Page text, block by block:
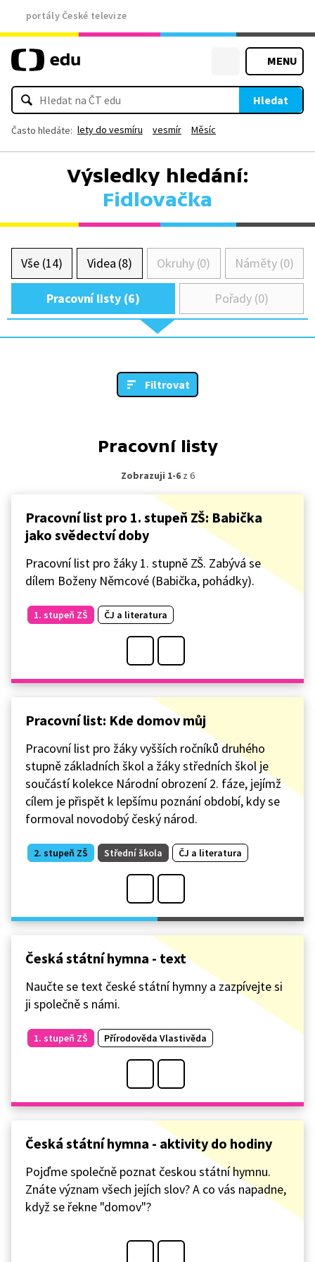
portály České televize
MENU
Hledat
Často hledáte: lety do vesmíru vesmír Měsíc
Výsledky hledání:
Fidlovačka
Vše (14) Videa (8) Okruhy (0) Náměty (0)
Pracovní listy (6) Pořady (0)
Filtrovat
Pracovní listy
Zobrazuji 1-6z 6
Pracovní list pro 1. stupeň ZŠ: Babička
jako svědectví doby
Pracovní list pro žáky 1. stupně ZŠ. Zabývá se
dílem Boženy Němcové (Babička, pohádky).
1. stupeň ZŠ ČJ a literatura
Pracovní list: Kde domov můj
Pracovní list pro žáky vyšších ročníků druhého
stupně základních škol a žáky středních škol je
součástí kolekce Národní obrození 2. fáze, jejímž
cílem je přispět k lepšímu poznání období, kdy se
formoval novodobý český národ.
2. stupeň ZŠ Střední škola ČJ a literatura
Česká státní hymna - text
Naučte se text české státní hymny a zazpívejte si
ji společně s námi.
1. stupeň ZŠ Přírodověda Vlastivěda
Česká státní hymna - aktivity do hodiny
Pojďme společně poznat českou státní hymnu.
Znáte význam všech jejích slov? A co vás napadne,
když se řekne "domov"?